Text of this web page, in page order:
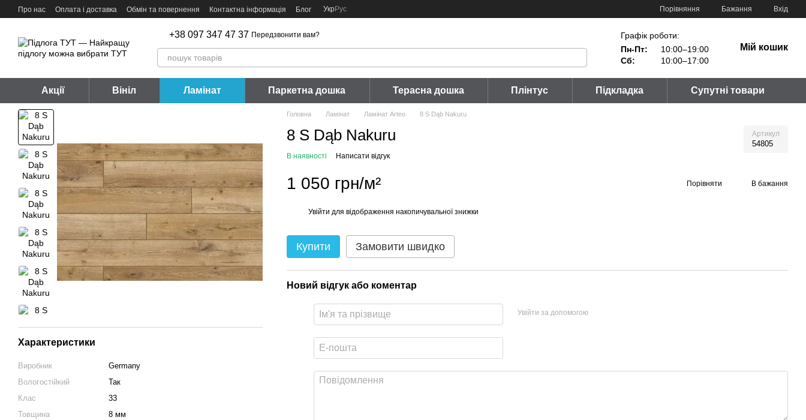
Перейти до основного контенту
Про нас Оплата і доставка Обмін та повернення Контактна інформація Блог УкрРус Порівняння Бажання Вхід
+38 097 347 47 37 Передзвонити вам?
Графік роботи:
Пн-Пт:
10:00–19:00
Сб:
10:00–17:00
Мій кошик
Акції Вініл Ламінат Паркетна дошка Терасна дошка Плінтус Підкладка Супутні товари
Характеристики
Виробник
Germany
Вологостійкий
Так
Клас
33
Товщина
8 мм
Головна Ламінат Ламінат Arteo 8 S Dąb Nakuru
8 S Dąb Nakuru Артикул
54805
В наявності Написати відгук
1 050 грн/м² Порівняти В бажання
Увійти для відображення накопичувальної знижки
Купити Замовити швидко
Новий відгук або коментар
Увійти за допомогою